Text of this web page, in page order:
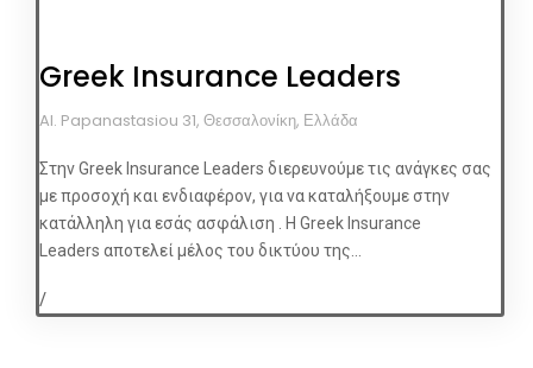
Greek Insurance Leaders
Al. Papanastasiou 31, Θεσσαλονίκη, Ελλάδα
Στην Greek Insurance Leaders διερευνούμε τις ανάγκες σας
με προσοχή και ενδιαφέρον, για να καταλήξουμε στην
κατάλληλη για εσάς ασφάλιση . Η Greek Insurance
Leaders αποτελεί μέλος του δικτύου της...